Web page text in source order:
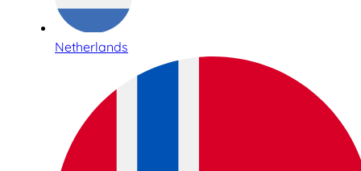
Netherlands